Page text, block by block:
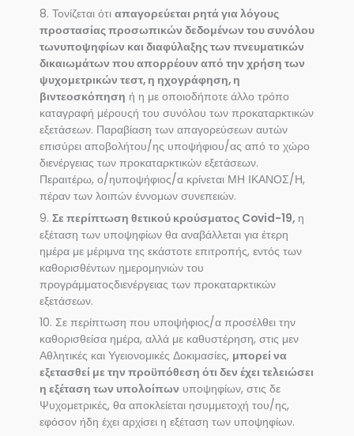
8. Τονίζεται ότι απαγορεύεται ρητά για λόγους
προστασίας προσωπικών δεδομένων του συνόλου
τωνυποψηφίων και διαφύλαξης των πνευματικών
δικαιωμάτων που απορρέουν από την χρήση των
ψυχομετρικών τεστ, η ηχογράφηση, η
βιντεοσκόπηση ή η με οποιοδήποτε άλλο τρόπο
καταγραφή μέρουςή του συνόλου των προκαταρκτικών
εξετάσεων. Παραβίαση των απαγορεύσεων αυτών
επισύρει αποβολήτου/ης υποψήφιου/ας από το χώρο
διενέργειας των προκαταρκτικών εξετάσεων.
Περαιτέρω, ο/ηυποψήφιος/α κρίνεται ΜΗ ΙΚΑΝΟΣ/Η,
πέραν των λοιπών έννομων συνεπειών.
9. Σε περίπτωση θετικού κρούσματος Covid-19, η
εξέταση των υποψηφίων θα αναβάλλεται για έτερη
ημέρα με μέριμνα της εκάστοτε επιτροπής, εντός των
καθορισθέντων ημερομηνιών του
προγράμματοςδιενέργειας των προκαταρκτικών
εξετάσεων.
10. Σε περίπτωση που υποψήφιος/α προσέλθει την
καθορισθείσα ημέρα, αλλά με καθυστέρηση, στις μεν
Αθλητικές και Υγειονομικές Δοκιμασίες, μπορεί να
εξετασθεί με την προϋπόθεση ότι δεν έχει τελειώσει
η εξέταση των υπολοίπων υποψηφίων, στις δε
Ψυχομετρικές, θα αποκλείεται ησυμμετοχή του/ης,
εφόσον ήδη έχει αρχίσει η εξέταση των υποψηφίων.